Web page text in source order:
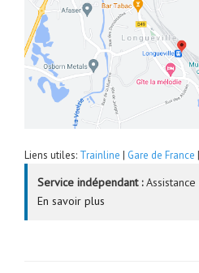
Liens utiles: Trainline | Gare de France |
Service indépendant :
En savoir plus